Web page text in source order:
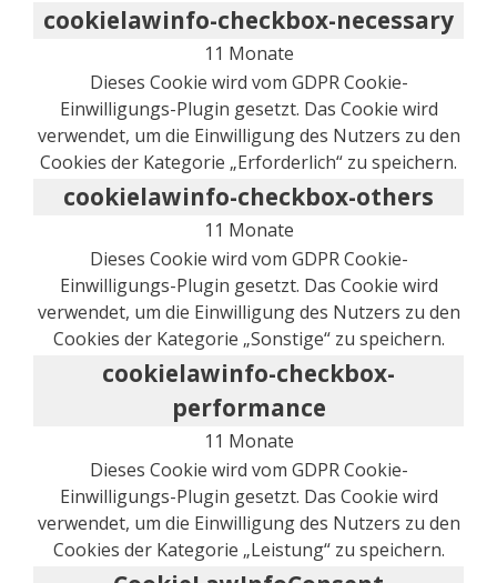
cookielawinfo-checkbox-necessary
11 Monate
Dieses Cookie wird vom GDPR Cookie-
Einwilligungs-Plugin gesetzt. Das Cookie wird
verwendet, um die Einwilligung des Nutzers zu den
Cookies der Kategorie „Erforderlich“ zu speichern.
cookielawinfo-checkbox-others
11 Monate
Dieses Cookie wird vom GDPR Cookie-
Einwilligungs-Plugin gesetzt. Das Cookie wird
verwendet, um die Einwilligung des Nutzers zu den
Cookies der Kategorie „Sonstige“ zu speichern.
cookielawinfo-checkbox-
performance
11 Monate
Dieses Cookie wird vom GDPR Cookie-
Einwilligungs-Plugin gesetzt. Das Cookie wird
verwendet, um die Einwilligung des Nutzers zu den
Cookies der Kategorie „Leistung“ zu speichern.